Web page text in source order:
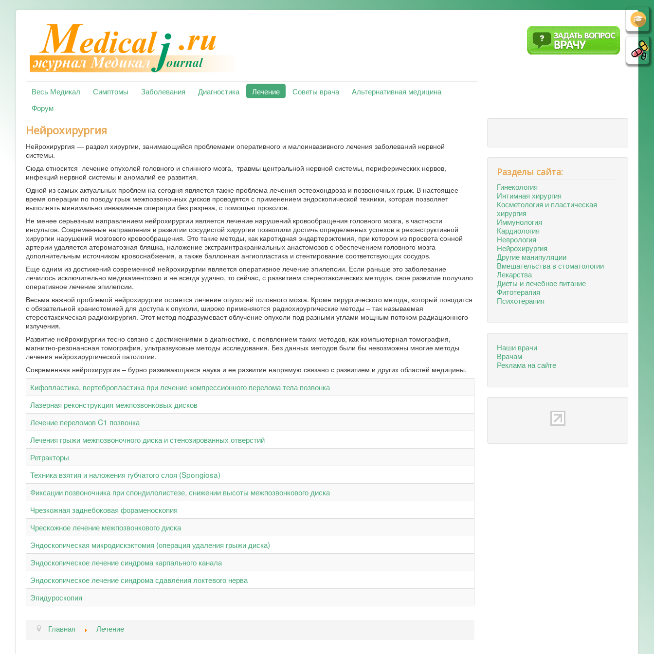
Весь Медикал Симптомы Заболевания Диагностика Лечение Советы врача
Альтернативная медицина
Форум
Нейрохирургия
Нейрохирургия — раздел хирургии, занимающийся проблемами оперативного и малоинвазивного лечения заболеваний нервной
системы.
Сюда относится лечение опухолей головного и спинного мозга, травмы центральной нервной системы, периферических нервов,
инфекций нервной системы и аномалий ее развития.
Одной из самых актуальных проблем на сегодня является также проблема лечения остеохондроза и позвоночных грыж. В настоящее
время операции по поводу грыж межпозвоночных дисков проводятся с применением эндоскопической техники, которая позволяет
выполнять минимально инвазивные операции без разреза, с помощью проколов.
Не менее серьезным направлением нейрохирургии является лечение нарушений кровообращения головного мозга, в частности
инсультов. Современные направления в развитии сосудистой хирургии позволили достичь определенных успехов в реконструктивной
хирургии нарушений мозгового кровообращения. Это такие методы, как каротидная эндартерэктомия, при котором из просвета сонной
артерии удаляется атероматозная бляшка, наложение экстраинтракраниальных анастомозов с обеспечением головного мозга
дополнительным источником кровоснабжения, а также баллонная ангиопластика и стентирование соответствующих сосудов.
Еще одним из достижений современной нейрохирургии является оперативное лечение эпилепсии. Если раньше это заболевание
лечилось исключительно медикаментозно и не всегда удачно, то сейчас, с развитием стереотаксических методов, свое развитие получило
оперативное лечение эпилепсии.
Весьма важной проблемой нейрохирургии остается лечение опухолей головного мозга. Кроме хирургического метода, который поводится
с обязательной краниотомией для доступа к опухоли, широко применяются радиохирургические методы – так называемая
стереотаксическая радиохирургия. Этот метод подразумевает облучение опухоли под разными углами мощным потоком радиационного
излучения.
Развитие нейрохирургии тесно связно с достижениями в диагностике, с появлением таких методов, как компьютерная томография,
магнитно-резонансная томография, ультразвуковые методы исследования. Без данных методов были бы невозможны многие методы
лечения нейрохирургической патологии.
Современная нейрохирургия – бурно развивающаяся наука и ее развитие напрямую связано с развитием и других областей медицины.
Кифопластика, вертебропластика при лечение компрессионного перелома тела позвонка
Лазерная реконструкция межпозвонковых дисков
Лечение переломов C1 позвонка
Лечения грыжи межпозвоночного диска и стенозированных отверстий
Ретракторы
Техника взятия и наложения губчатого слоя (Spongiosa)
Фиксации позвоночника при спондилолистезе, снижении высоты межпозвонкового диска
Чрезкожная заднебоковая фораменоскопия
Чрескожное лечение межпозвонкового диска
Эндоскопическая микродискэктомия (операция удаления грыжи диска)
Эндоскопическое лечение синдрома карпального канала
Эндоскопическое лечение синдрома сдавления локтевого нерва
Эпидуроскопия
Главная Лечение
Разделы сайта:
Гинекология
Интимная хирургия
Косметология и пластическая
хирургия
Иммунология
Кардиология
Неврология
Нейрохирургия
Другие манипуляции
Вмешательства в стоматологии
Лекарства
Диеты и лечебное питание
Фитотерапия
Психотерапия
Наши врачи
Врачам
Реклама на сайте